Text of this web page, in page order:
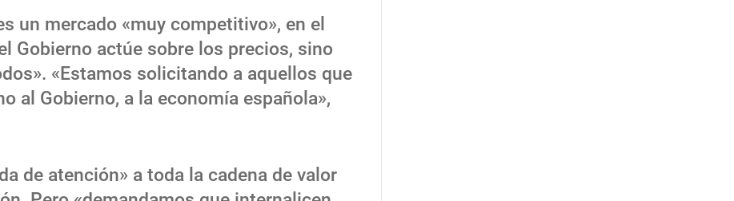
un mercado «muy competitivo», en el
Gobierno actúe sobre los precios, sino
«Estamos solicitando a aquellos que
al Gobierno, a la economía española»,
de atención» a toda la cadena de valor